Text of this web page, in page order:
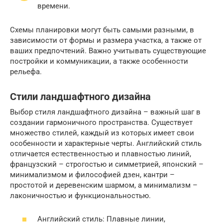
времени.
Схемы планировки могут быть самыми разными, в
зависимости от формы и размера участка, а также от
ваших предпочтений. Важно учитывать существующие
постройки и коммуникации, а также особенности
рельефа.
Стили ландшафтного дизайна
Выбор стиля ландшафтного дизайна – важный шаг в
создании гармоничного пространства. Существует
множество стилей, каждый из которых имеет свои
особенности и характерные черты. Английский стиль
отличается естественностью и плавностью линий,
французский – строгостью и симметрией, японский –
минимализмом и философией дзен, кантри –
простотой и деревенским шармом, а минимализм –
лаконичностью и функциональностью.
Английский стиль: Плавные линии,